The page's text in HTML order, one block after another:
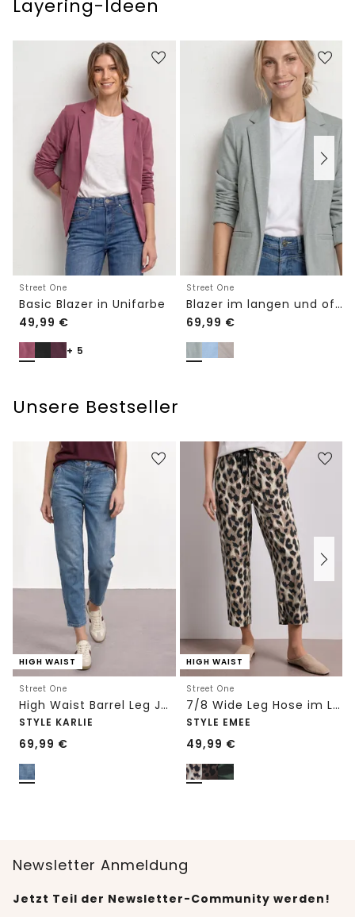
Layering-Ideen
Street One
Basic Blazer in Unifarbe
49,99 €
+ 5
Street One
Blazer im langen und offenen Schnitt
69,99 €
Unsere Bestseller
HIGH WAIST
Street One
High Waist Barrel Leg Jeans im Loose Fit
STYLE KARLIE
69,99 €
HIGH WAIST
Street One
7/8 Wide Leg Hose im Loose Fit mit Print
STYLE EMEE
49,99 €
Newsletter Anmeldung
Jetzt Teil der Newsletter-Community werden!